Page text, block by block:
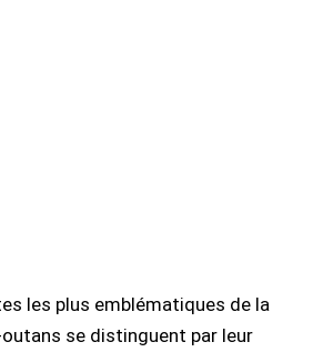
les plus emblématiques de la
se distinguent par leur